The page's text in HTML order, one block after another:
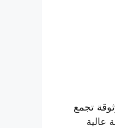
تجمع
عالية